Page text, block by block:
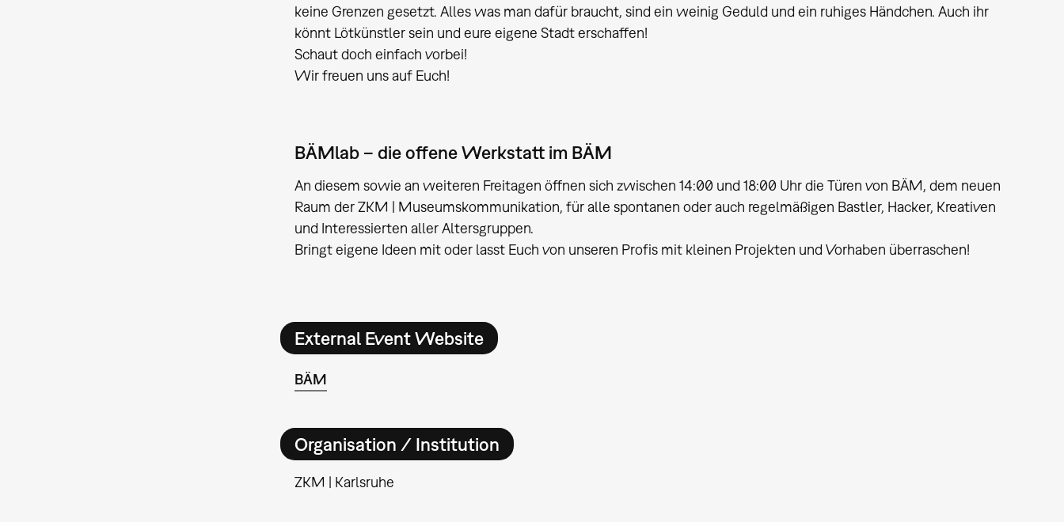
keine Grenzen gesetzt. Alles was man dafür braucht, sind ein weinig Geduld und ein ruhiges Händchen. Auch ihr
könnt Lötkünstler sein und eure eigene Stadt erschaffen!
Schaut doch einfach vorbei!
Wir freuen uns auf Euch!
BÄMlab – die offene Werkstatt im BÄM
An diesem sowie an weiteren Freitagen öffnen sich zwischen 14:00 und 18:00 Uhr die Türen von BÄM, dem neuen
Raum der ZKM | Museumskommunikation, für alle spontanen oder auch regelmäßigen Bastler, Hacker, Kreativen
und Interessierten aller Altersgruppen.
Bringt eigene Ideen mit oder lasst Euch von unseren Profis mit kleinen Projekten und Vorhaben überraschen!
External Event Website
BÄM
Organisation / Institution
ZKM | Karlsruhe